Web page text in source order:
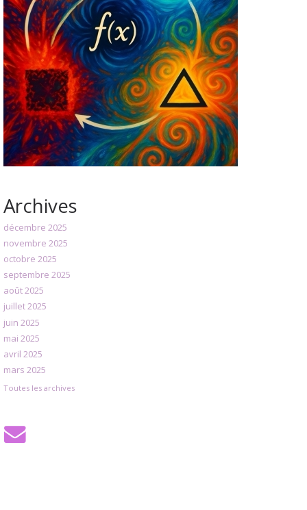
Archives
décembre 2025
novembre 2025
octobre 2025
septembre 2025
août 2025
juillet 2025
juin 2025
mai 2025
avril 2025
mars 2025
Toutes les archives